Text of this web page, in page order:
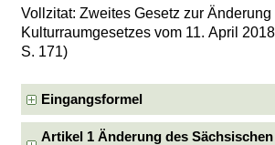
Vollzitat: Zweites Gesetz zur
Kulturraumgesetzes vom 11. April
S. 171)
Eingangsformel
Artikel 1 Änderung des Sächsischen